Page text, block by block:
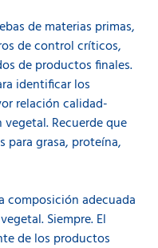
de materias primas,
de control críticos,
de productos finales.
identificar los
relación calidad-
Recuerde que
para grasa, proteína,
composición adecuada
Siempre. El
de los productos